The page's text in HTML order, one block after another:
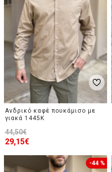
Ανδρικό καφέ πουκάμισο με
γιακά 1445K
29,15€
44,50€
-44 %